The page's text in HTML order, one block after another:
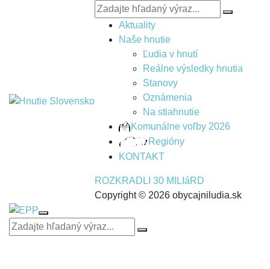
Aktuality
Naše hnutie
Ľudia v hnutí
Reálne výsledky hnutia
Stanovy
Oznámenia
Na stiahnutie
Komunálne voľby 2026
Regióny
KONTAKT
ROZKRADLI 30 MILIáRD
Copyright © 2026 obycajniludia.sk